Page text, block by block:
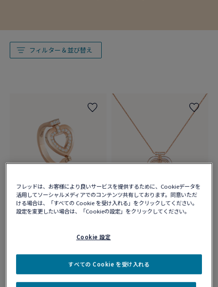
フィルター＆並び替え
プリティウーマン リング
オブパール、ダイヤモンド
新製品
プリティウーマン ネックレス
フレッドは、お客様により良いサービスを提供するために、Cookieデータを
活用してソーシャルメディアでのコンテンツ共有しております。同意いただ
ける場合は、「すべての Cookie を受け入れる」をクリックしてください。
設定を変更したい場合は、「Cookieの設定」をクリックしてください。
Cookie 設定
すべての Cookie を受け入れる